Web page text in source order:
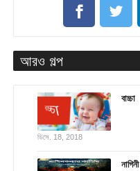
আরও গল্প
বাচ্চা
ডিসে. 18, 2018
নাগিনী